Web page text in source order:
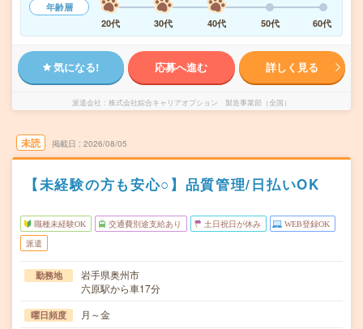
年齢層
20代
30代 40代 50代 60代
気になる! 応募へ進む 詳しく見る
派遣会社 株式会社綜合キャリアオプション 製造事業部（全国）
未読 掲載日 2026/08/05
【未経験の方も安心○】品質管理/日払いOK
職種未経験OK 交通費別途支給あり 土日祝日が休み WEB登録OK
派遣
勤務地
岩手県奥州市
六原駅から車17分
曜日頻度 月～金